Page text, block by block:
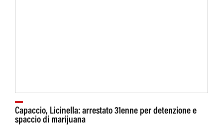
Capaccio, Licinella: arrestato 31enne per detenzione e
spaccio di marijuana